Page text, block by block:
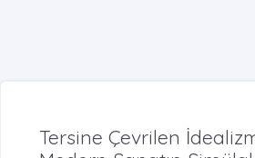
Tersine Çevrilen